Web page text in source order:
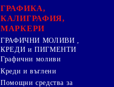
ГРАФИКА,
КАЛИГРАФИЯ,
МАРКЕРИ
ГРАФИЧНИ МОЛИВИ ,
КРЕДИ и ПИГМЕНТИ
Графични моливи
Креди и въглени
Помощни средства за